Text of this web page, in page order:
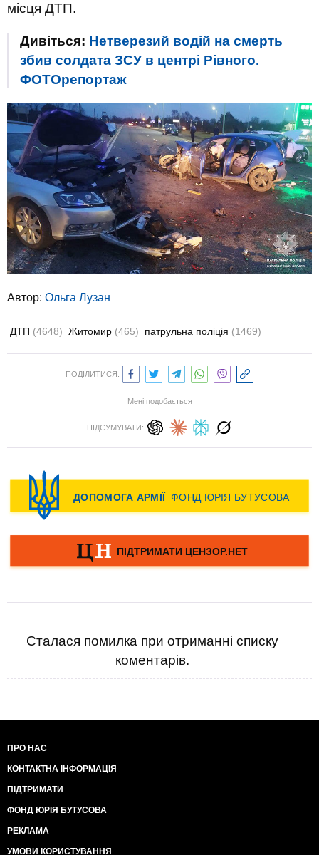
місця ДТП.
Дивіться: Нетверезий водій на смерть
збив солдата ЗСУ в центрі Рівного.
ФОТОрепортаж
Автор: Ольга Лузан
ДТП (4648) Житомир (465) патрульна поліція (1469)
ПОДІЛИТИСЯ:
Мені подобається
ПІДСУМУВАТИ:
Сталася помилка при отриманні списку
коментарів.
ПРО НАС
КОНТАКТНА ІНФОРМАЦІЯ
ПІДТРИМАТИ
ФОНД ЮРІЯ БУТУСОВА
РЕКЛАМА
УМОВИ КОРИСТУВАННЯ